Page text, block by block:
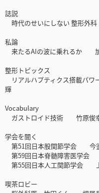
誌説
時代のせいにしない 整形
私論
来たるAIの波に乗れるか
整形トピックス
リアルハプティクス搭載パ
輝
Vocabulary
ガストロイド技術 竹原俊
学会を聞く
第51回日本股関節学会
第59回日本脊髄障害医学
第55回日本人工関節学会
喫茶ロビー